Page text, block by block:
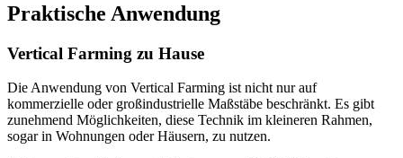
Praktische Anwendung
Vertical Farming zu Hause
Die Anwendung von Vertical Farming ist nicht nur auf
kommerzielle oder großindustrielle Maßstäbe beschränkt. Es gibt
zunehmend Möglichkeiten, diese Technik im kleineren Rahmen,
sogar in Wohnungen oder Häusern, zu nutzen.